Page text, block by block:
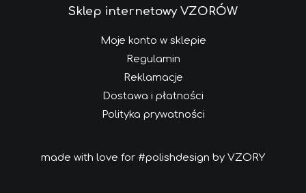
Sklep internetowy VZORÓW
Moje konto w sklepie
Regulamin
Reklamacje
Dostawa i płatności
Polityka prywatności
made with love for #polishdesign by VZORY